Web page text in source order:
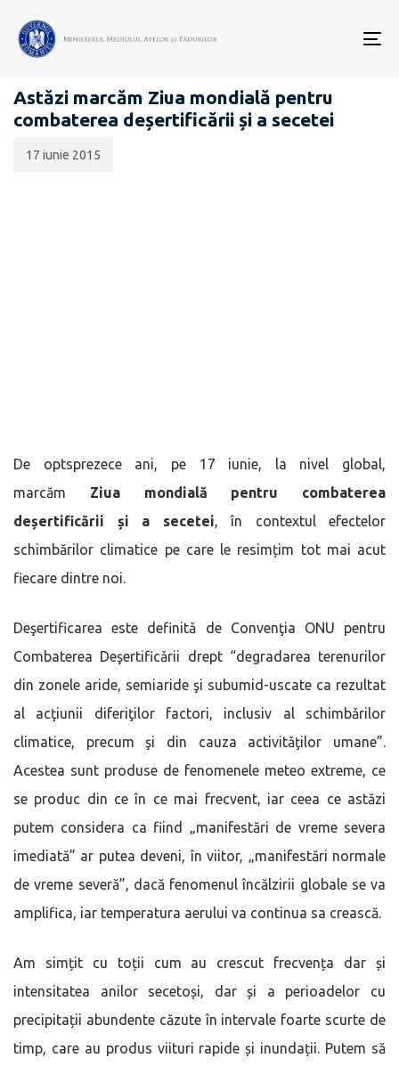
COMUNICATE DE PRESĂ
Astăzi marcăm Ziua mondială pentru
combaterea deșertificării și a secetei
publicării:
17 iunie 2015
De optsprezece ani, pe 17 iunie, la nivel global,
marcăm Ziua mondială pentru combaterea
deșertificării și a secetei, în contextul efectelor
schimbărilor climatice pe care le resimțim tot mai acut
fiecare dintre noi.
Deşertificarea este definitǎ de Convenţia ONU pentru
Combaterea Deşertificǎrii drept “degradarea terenurilor
din zonele aride, semiaride şi subumid-uscate ca rezultat
al acţiunii diferiţilor factori, inclusiv al schimbǎrilor
climatice, precum şi din cauza activitǎţilor umane”.
Acestea sunt produse de fenomenele meteo extreme, ce
se produc din ce în ce mai frecvent, iar ceea ce astăzi
putem considera ca fiind „manifestări de vreme severa
imediată” ar putea deveni, în viitor, „manifestări normale
de vreme severă”, dacă fenomenul încălzirii globale se va
amplifica, iar temperatura aerului va continua sa crească.
Am simțit cu toții cum au crescut frecvența dar și
intensitatea anilor secetoși, dar și a perioadelor cu
precipitații abundente căzute în intervale foarte scurte de
timp, care au produs viituri rapide și inundații. Putem să